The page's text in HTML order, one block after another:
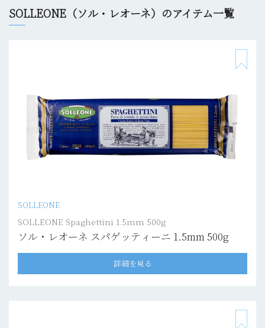
SOLLEONE（ソル・レオーネ）のアイテム一覧
SOLLEONE
SOLLEONE Spaghettini 1.5mm 500g
ソル・レオーネ スパゲッティーニ 1.5mm 500g
詳細を見る